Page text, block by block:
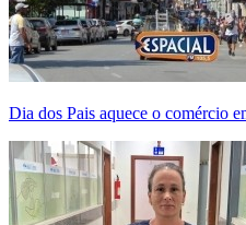
Dia dos Pais aquece o comércio